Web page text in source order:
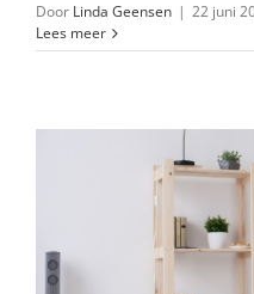
Door Linda Geensen | 22 juni
Lees meer